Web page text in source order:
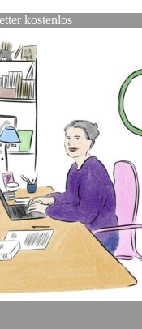
kostenlos